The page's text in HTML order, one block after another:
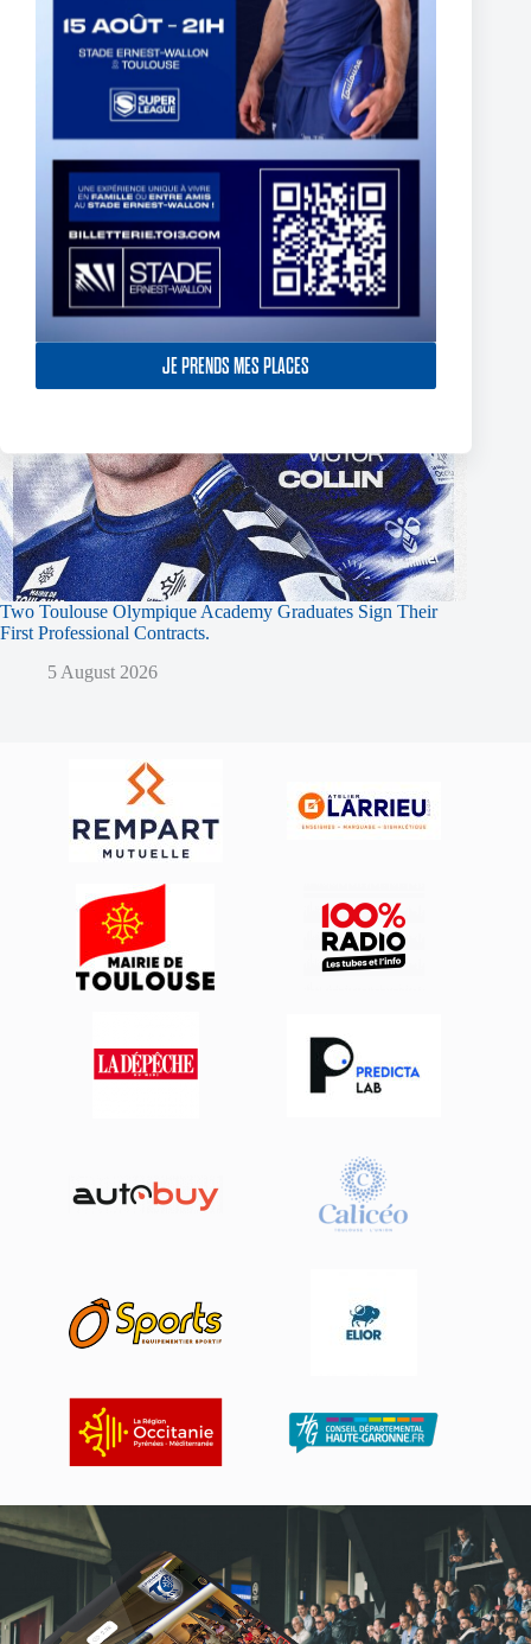
JE PRENDS MES PLACES
The End of Reubenn Rennie’s Olympian Journey
6 August 2026
Two Toulouse Olympique Academy Graduates Sign Their
First Professional Contracts.
5 August 2026